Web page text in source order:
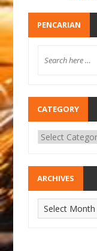
PENCARIAN
CATEGORY
ARCHIVES